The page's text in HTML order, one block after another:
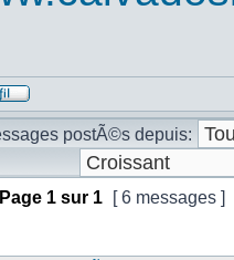
postÃ©s depuis:
Page 1 sur 1 [ 6 messages ]